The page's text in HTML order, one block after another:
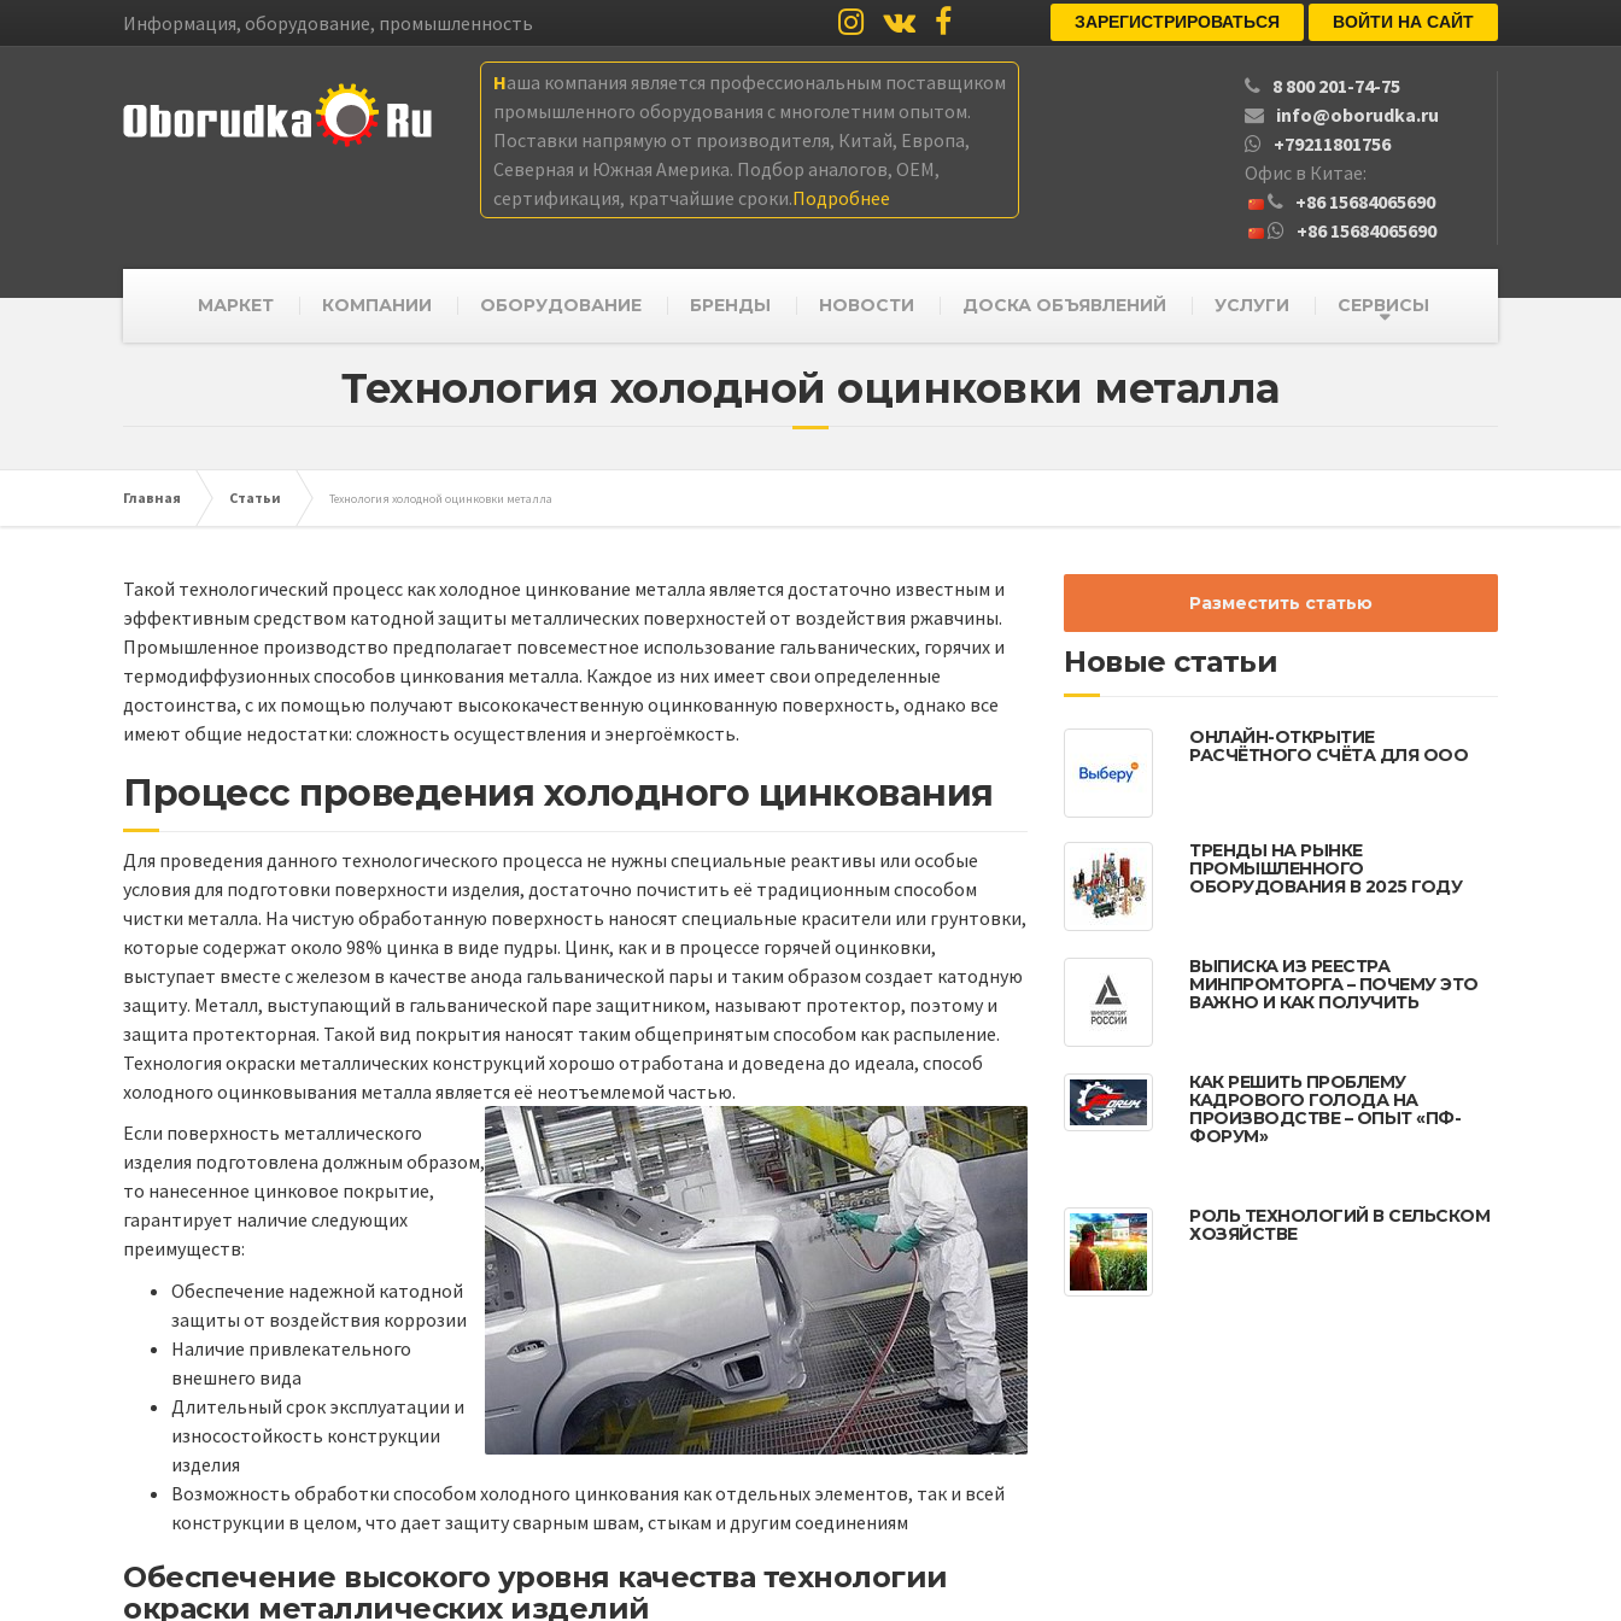
Информация, оборудование, промышленность ЗАРЕГИСТРИРОВАТЬСЯ ВОЙТИ НА САЙТ
Наша компания является профессиональным поставщиком
промышленного оборудования с многолетним опытом.
Поставки напрямую от производителя, Китай, Европа,
Северная и Южная Америка. Подбор аналогов, OEM,
сертификация, кратчайшие сроки.Подробнее
8 800 201-74-75
info@oborudka.ru
+79211801756
Офис в Китае:
+86 15684065690
+86 15684065690
МАРКЕТ КОМПАНИИ ОБОРУДОВАНИЕ БРЕНДЫ НОВОСТИ ДОСКА ОБЪЯВЛЕНИЙ УСЛУГИ СЕРВИСЫ
Технология холодной оцинковки металла
Главная Статьи Технология холодной оцинковки металла
Такой технологический процесс как холодное цинкование металла является достаточно известным и
эффективным средством катодной защиты металлических поверхностей от воздействия ржавчины.
Промышленное производство предполагает повсеместное использование гальванических, горячих и
термодиффузионных способов цинкования металла. Каждое из них имеет свои определенные
достоинства, с их помощью получают высококачественную оцинкованную поверхность, однако все
имеют общие недостатки: сложность осуществления и энергоёмкость.
Процесс проведения холодного цинкования
Для проведения данного технологического процесса не нужны специальные реактивы или особые
условия для подготовки поверхности изделия, достаточно почистить её традиционным способом
чистки металла. На чистую обработанную поверхность наносят специальные красители или грунтовки,
которые содержат около 98% цинка в виде пудры. Цинк, как и в процессе горячей оцинковки,
выступает вместе с железом в качестве анода гальванической пары и таким образом создает катодную
защиту. Металл, выступающий в гальванической паре защитником, называют протектор, поэтому и
защита протекторная. Такой вид покрытия наносят таким общепринятым способом как распыление.
Технология окраски металлических конструкций хорошо отработана и доведена до идеала, способ
холодного оцинковывания металла является её неотъемлемой частью.
Если поверхность металлического
изделия подготовлена должным образом,
то нанесенное цинковое покрытие,
гарантирует наличие следующих
преимуществ:
Обеспечение надежной катодной
защиты от воздействия коррозии
Наличие привлекательного
внешнего вида
Длительный срок эксплуатации и
износостойкость конструкции
изделия
Возможность обработки способом холодного цинкования как отдельных элементов, так и всей
конструкции в целом, что дает защиту сварным швам, стыкам и другим соединениям
Обеспечение высокого уровня качества технологии
окраски металлических изделий
Разместить статью
Новые статьи
ОНЛАЙН-ОТКРЫТИЕ
РАСЧЁТНОГО СЧЁТА ДЛЯ ООО
ТРЕНДЫ НА РЫНКЕ
ПРОМЫШЛЕННОГО
ОБОРУДОВАНИЯ В 2025 ГОДУ
ВЫПИСКА ИЗ РЕЕСТРА
МИНПРОМТОРГА – ПОЧЕМУ ЭТО
ВАЖНО И КАК ПОЛУЧИТЬ
КАК РЕШИТЬ ПРОБЛЕМУ
КАДРОВОГО ГОЛОДА НА
ПРОИЗВОДСТВЕ – ОПЫТ «ПФ-
ФОРУМ»
РОЛЬ ТЕХНОЛОГИЙ В СЕЛЬСКОМ
ХОЗЯЙСТВЕ